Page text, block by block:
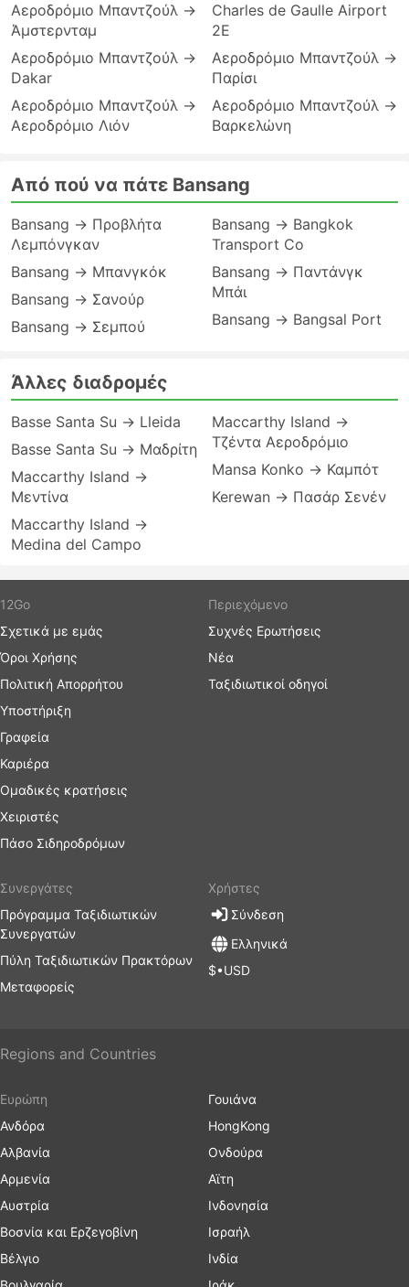
Αεροδρόμιο Μπαντζούλ →
Άμστερνταμ
Αεροδρόμιο Μπαντζούλ →
Dakar
Αεροδρόμιο Μπαντζούλ →
Αεροδρόμιο Λιόν
Charles de Gaulle Airport
2E
Αεροδρόμιο Μπαντζούλ →
Παρίσι
Αεροδρόμιο Μπαντζούλ →
Βαρκελώνη
Από πού να πάτε Bansang
Bansang → Προβλήτα
Λεμπόνγκαν
Bansang → Μπανγκόκ
Bansang → Σανούρ
Bansang → Σεμπού
Bansang → Bangkok
Transport Co
Bansang → Παντάνγκ
Μπάι
Bansang → Bangsal Port
Άλλες διαδρομές
Basse Santa Su → Lleida
Basse Santa Su → Μαδρίτη
Maccarthy Island →
Μεντίνα
Maccarthy Island →
Medina del Campo
Maccarthy Island →
Τζέντα Αεροδρόμιο
Mansa Konko → Καμπότ
Kerewan → Πασάρ Σενέν
12Go
Σχετικά με εμάς
Όροι Χρήσης
Πολιτική Απορρήτου
Υποστήριξη
Γραφεία
Καριέρα
Ομαδικές κρατήσεις
Χειριστές
Πάσο Σιδηροδρόμων
Περιεχόμενο
Συχνές Ερωτήσεις
Νέα
Ταξιδιωτικοί οδηγοί
Συνεργάτες
Πρόγραμμα Ταξιδιωτικών
Συνεργατών
Πύλη Ταξιδιωτικών Πρακτόρων
Μεταφορείς
Χρήστες
Σύνδεση
Ελληνικά
$•USD
Regions and Countries
Ευρώπη
Ανδόρα
Αλβανία
Αρμενία
Αυστρία
Βοσνία και Ερζεγοβίνη
Βέλγιο
Γουιάνα
HongKong
Ονδούρα
Αϊτη
Ινδονησία
Ισραήλ
Ινδία